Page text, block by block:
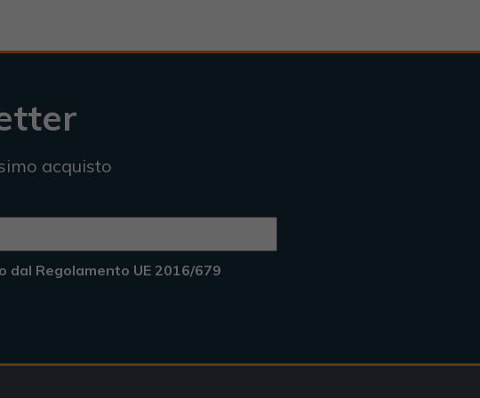
acquisto
Regolamento UE 2016/679